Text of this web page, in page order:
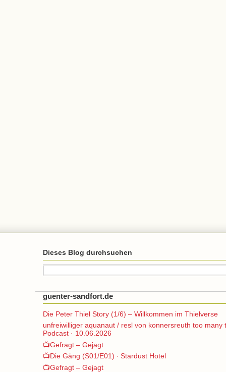
Dieses Blog durchsuchen
guenter-sandfort.de
Die Peter Thiel Story (1/6) – Willkommen im Thielverse
unfreiwilliger aquanaut / resl von konnersreuth too many
Podcast · 10.06.2026
📺Gefragt – Gejagt
📺Die Gäng (S01/E01) ∙ Stardust Hotel
📺Gefragt – Gejagt